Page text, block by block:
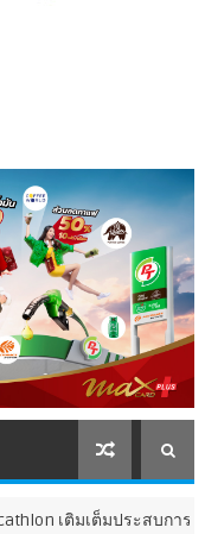
มประสบการณ์ Active